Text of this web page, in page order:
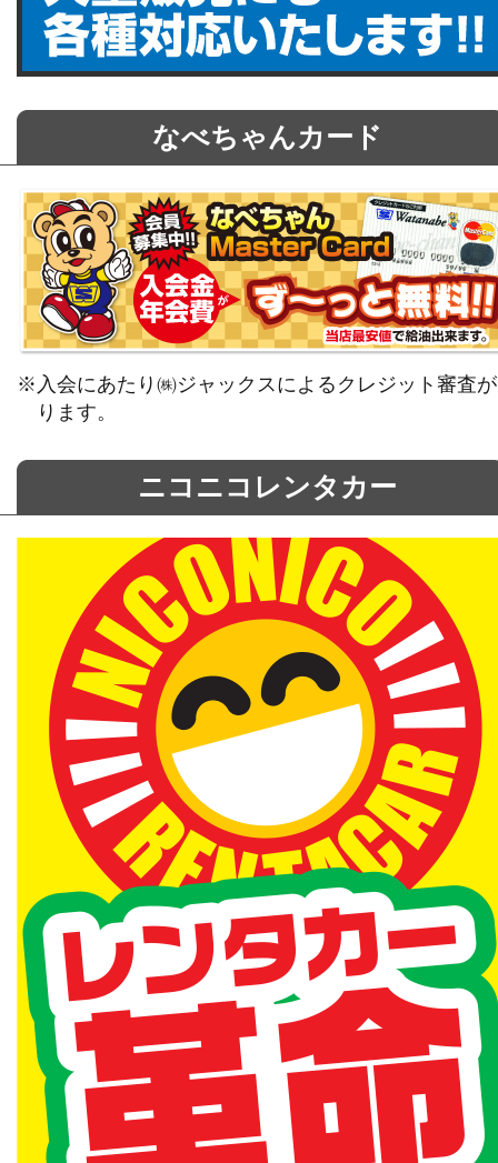
なべちゃんカード
※入会にあたり㈱ジャックスによるクレジット審査
ります。
ニコニコレンタカー